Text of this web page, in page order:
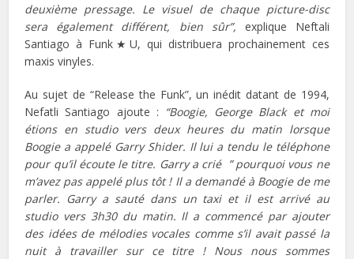
deuxième pressage. Le visuel de chaque picture-disc
sera également différent, bien sûr”, explique Neftali
Santiago à Funk★U, qui distribuera prochainement ces
maxis vinyles.
Au sujet de “Release the Funk”, un inédit datant de 1994,
Nefatli Santiago ajoute : “Boogie, George Black et moi
étions en studio vers deux heures du matin lorsque
Boogie a appelé Garry Shider. Il lui a tendu le téléphone
pour qu’il écoute le titre. Garry a crié ” pourquoi vous ne
m’avez pas appelé plus tôt ! Il a demandé à Boogie de me
parler. Garry a sauté dans un taxi et il est arrivé au
studio vers 3h30 du matin. Il a commencé par ajouter
des idées de mélodies vocales comme s’il avait passé la
nuit à travailler sur ce titre ! Nous nous sommes